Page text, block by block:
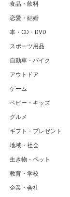
食品・飲料
恋愛・結婚
本・CD・DVD
スポーツ用品
自動車・バイク
アウトドア
ゲーム
ベビー・キッズ
グルメ
ギフト・プレゼント
地域・社会
生き物・ペット
教育・学校
企業・会社